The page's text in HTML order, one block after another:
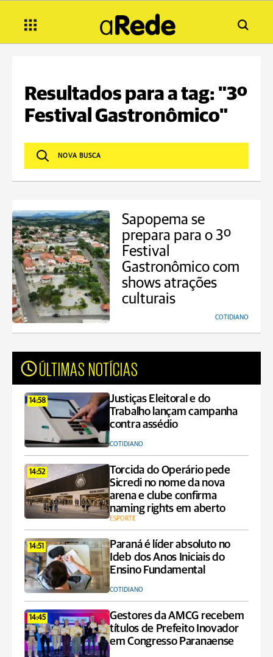
Resultados para a tag: "3º
Festival Gastronômico"
Sapopema se
prepara para o 3º
Festival
Gastronômico com
shows atrações
culturais
COTIDIANO
ÚLTIMAS NOTÍCIAS
14:58
Justiças Eleitoral e do
Trabalho lançam campanha
contra assédio
COTIDIANO
14:52
Torcida do Operário pede
Sicredi no nome da nova
arena e clube confirma
naming rights em aberto
ESPORTE
14:51
Paraná é líder absoluto no
Ideb dos Anos Iniciais do
Ensino Fundamental
COTIDIANO
14:45
Gestores da AMCG recebem
títulos de Prefeito Inovador
em Congresso Paranaense